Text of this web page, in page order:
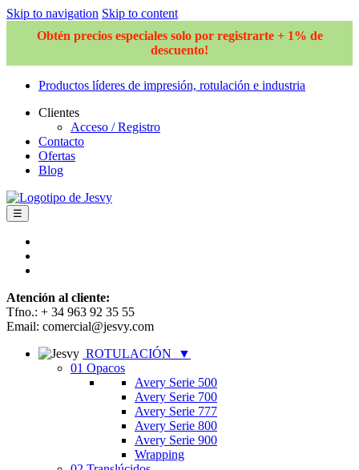
Skip to navigation Skip to content
Obtén precios especiales solo por registrarte + 1% de
descuento!
Productos líderes de impresión, rotulación e industria
Clientes
Acceso / Registro
Contacto
Ofertas
Blog
☰
Atención al cliente:
Tfno.: + 34 963 92 35 55
Email: comercial@jesvy.com
ROTULACIÓN
▼
01 Opacos
Avery Serie 500
Avery Serie 700
Avery Serie 777
Avery Serie 800
Avery Serie 900
Wrapping